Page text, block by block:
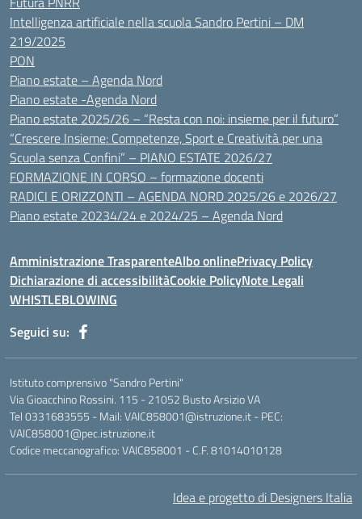
Intelligenza artificiale nella scuola Sandro Pertini – DM
219/2025
PON
Piano estate – Agenda Nord
Piano estate -Agenda Nord
Piano estate 2025/26 – “Resta con noi: insieme per il futuro”
“Crescere Insieme: Competenze, Sport e Creatività per una
Scuola senza Confini” – PIANO ESTATE 2026/27
FORMAZIONE IN CORSO – formazione docenti
RADICI E ORIZZONTI – AGENDA NORD 2025/26 e 2026/27
Piano estate 20234/24 e 2024/25 – Agenda Nord
Amministrazione TrasparenteAlbo onlinePrivacy Policy
Dichiarazione di accessibilitàCookie PolicyNote Legali
WHISTLEBLOWING
Seguici su:
Istituto comprensivo "Sandro Pertini"
Via Gioacchino Rossini. 115 - 21052 Busto Arsizio VA
Tel 0331683555 - Mail: VAIC858001@istruzione.it - PEC:
VAIC858001@pec.istruzione.it
Codice meccanografico: VAIC858001 - C.F. 81014010128
Idea e progetto di Designers Italia